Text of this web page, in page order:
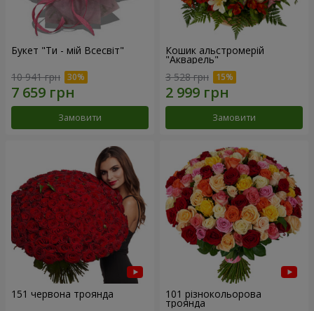
Букет "Ти - мій Всесвіт"
10 941 грн
Замовити
Кошик альстромерій
"Акварель"
3 528 грн
Замовити
151 червона троянда 101 різнокольорова
троянда